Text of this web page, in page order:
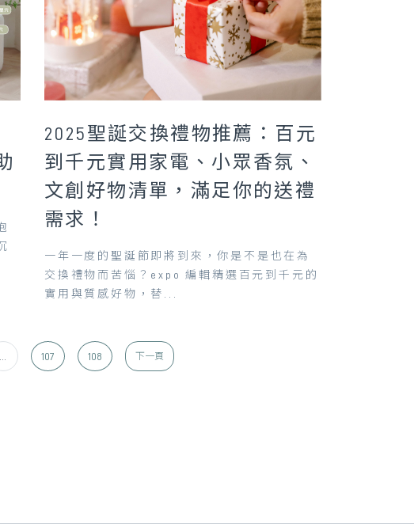
2025聖誕交換禮物推薦：百元
到千元實用家電、小眾香氛、
文創好物清單，滿足你的送禮
需求！
一年一度的聖誕節即將到來，你是不是也在為
交換禮物而苦惱？expo 編輯精選百元到千元的
實用與質感好物，替...
107 108 下一頁